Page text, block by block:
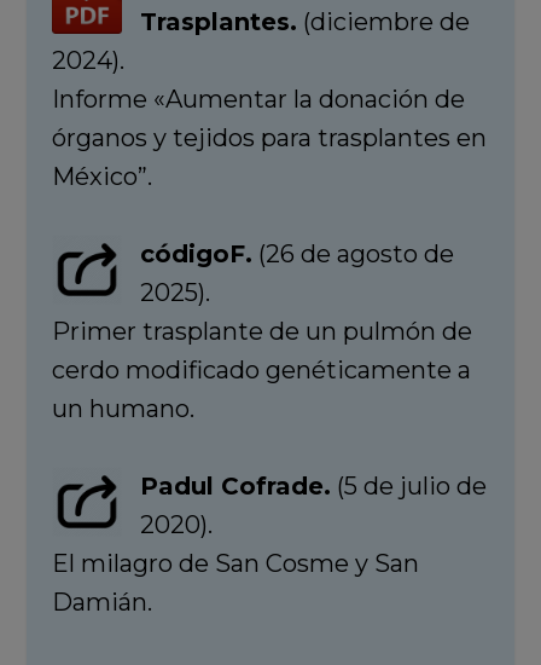
Trasplantes. (diciembre de
2024).
Informe «Aumentar la donación de
órganos y tejidos para trasplantes en
México”.
códigoF. (26 de agosto de
2025).
Primer trasplante de un pulmón de
cerdo modificado genéticamente a
un humano.
Padul Cofrade. (5 de julio de
2020).
El milagro de San Cosme y San
Damián.